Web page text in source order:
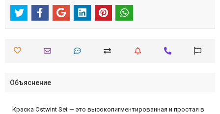
Объяснение
Краска Ostwint Set — это высокопигментированная и простая в